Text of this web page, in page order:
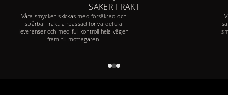
SÄKER FRAKT
Våra smycken skickas med försäkrad och
spårbar frakt, anpassad för värdefulla
leveranser och med full kontroll hela vägen
fram till mottagaren.